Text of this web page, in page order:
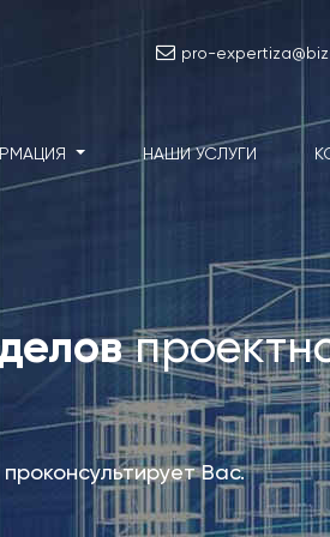
pro-
НАШИ УСЛУГИ
Вас.